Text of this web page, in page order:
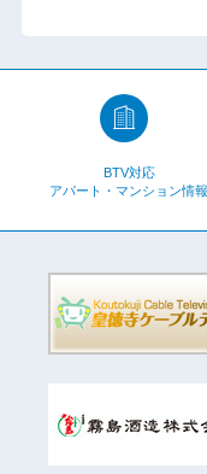
BTV対応
アパート・マンション情報